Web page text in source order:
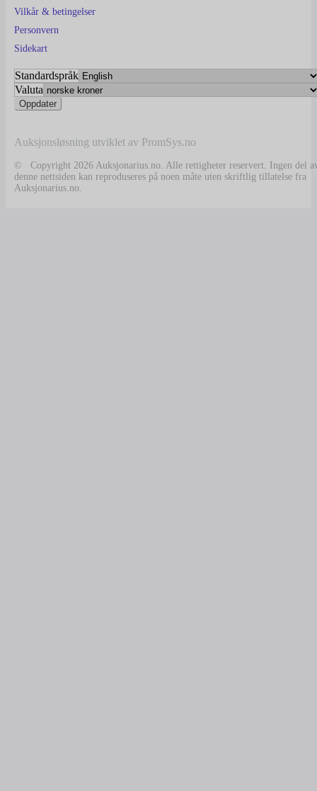
Vilkår & betingelser
Personvern
Sidekart
Standardspråk
Valuta
Auksjonsløsning utviklet av PromSys.no
© Copyright 2026 Auksjonarius.no. Alle rettigheter reservert. Ingen del
denne nettsiden kan reproduseres på noen måte uten skriftlig tillatelse fra
Auksjonarius.no.